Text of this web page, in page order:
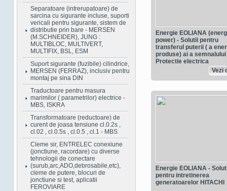
Separatoare (intrerupatoare) de
sarcina cu sigurante incluse, suporti
vericali pentru sigurante, sistem de
distributie prin bare - MERSEN
(M.SCHNEIDER), JUNG :
MULTIBLOC, MULTIVERT,
MULTIFIX, BSL, ESM
Suport sigurante (fuzibile) cilindrice,
MERSEN (FERRAZ), inclusiv pentru
montaj pe sina DIN
Traductoare pentru masura
marimilor ( parametrilor) electrice -
MBS, ISKRA
Transformatoare (reductoare) de
curent de joasa tensiune cl.0.2s ,
cl.02 , cl.0.5s , cl.0.5 , cl.1 - MBS
Cleme sir, ENTRELEC conexiune
(jonctiune, racordare) cu diverse
tehnologii de conectare
(surub,arc,ADO,debrosabile,etc),
cleme de putere, blocuri de
jonctiune si test, aplicatii
FEROVIARE
Energie EOLIANA
power) - Solutii pentru
transferul puterii ( a
produse) ai a semnalului
Protectie electrica
Vezi
Energie EOLIANA -
pentru intretinerea
generatoarelor HITACHI